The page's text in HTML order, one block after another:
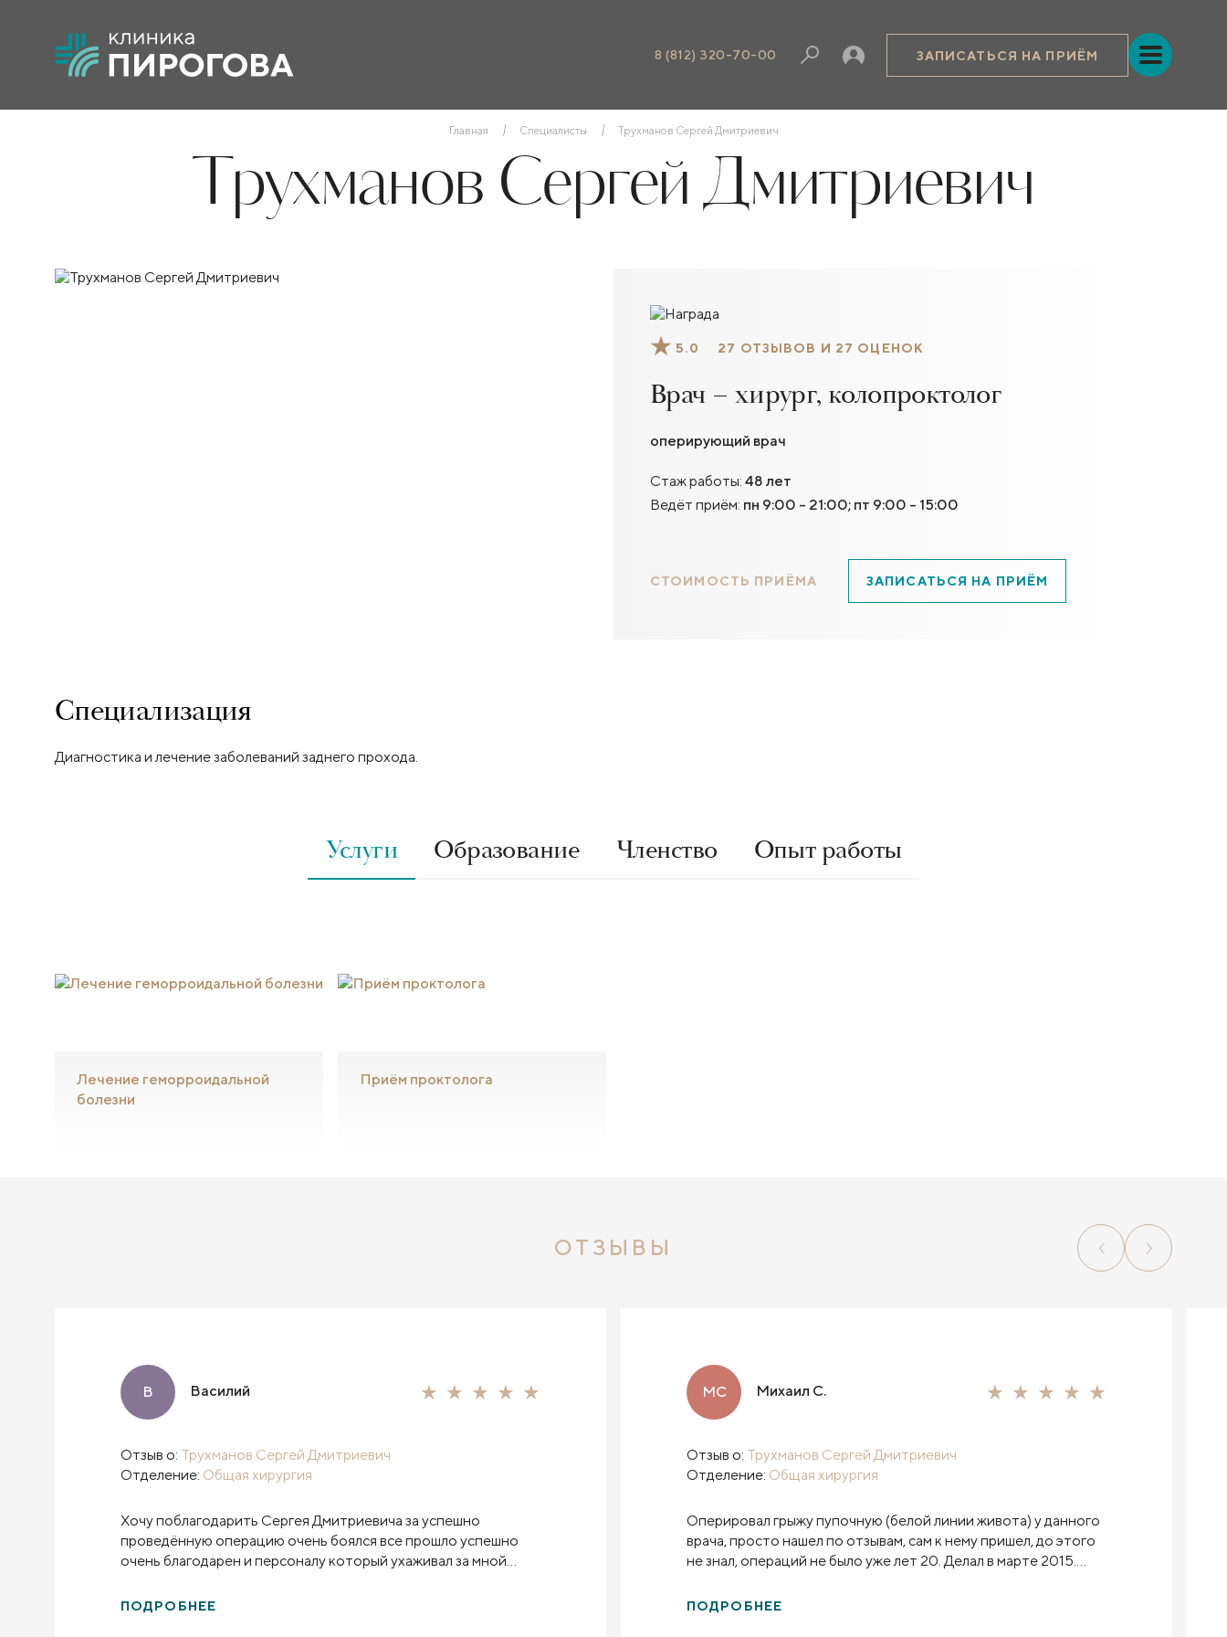
8 (812) 320-70-00 ЗАПИСАТЬСЯ НА ПРИЁМ
Главная Специалисты Трухманов Сергей Дмитриевич
Трухманов Сергей Дмитриевич
5.0 27 ОТЗЫВОВ И 27 ОЦЕНОК
Врач – хирург, колопроктолог
оперирующий врач
Стаж работы: 48 лет
Ведёт приём: пн 9:00 - 21:00; пт 9:00 - 15:00
СТОИМОСТЬ ПРИЁМА ЗАПИСАТЬСЯ НА ПРИЁМ
Специализация
Диагностика и лечение заболеваний заднего прохода.
Услуги Образование Членство Опыт работы
Лечение геморроидальной
болезни
Приём проктолога
ОТЗЫВЫ
В Василий
Отзыв о: Трухманов Сергей Дмитриевич
Отделение: Общая хирургия
Хочу поблагодарить Сергея Дмитриевича за успешно
проведённую операцию очень боялся все прошло успешно
очень благодарен и персоналу который ухаживал за мной
очень понравилось спасибо
ПОДРОБНЕЕ
МС Михаил С.
Отзыв о: Трухманов Сергей Дмитриевич
Отделение: Общая хирургия
Оперировал грыжу пупочную (белой линии живота) у данного
врача, просто нашел по отзывам, сам к нему пришел, до этого
не знал, операций не было уже лет 20. Делал в марте 2015.
операции, практически ничего не болело. Готов был идти
ПОДРОБНЕЕ